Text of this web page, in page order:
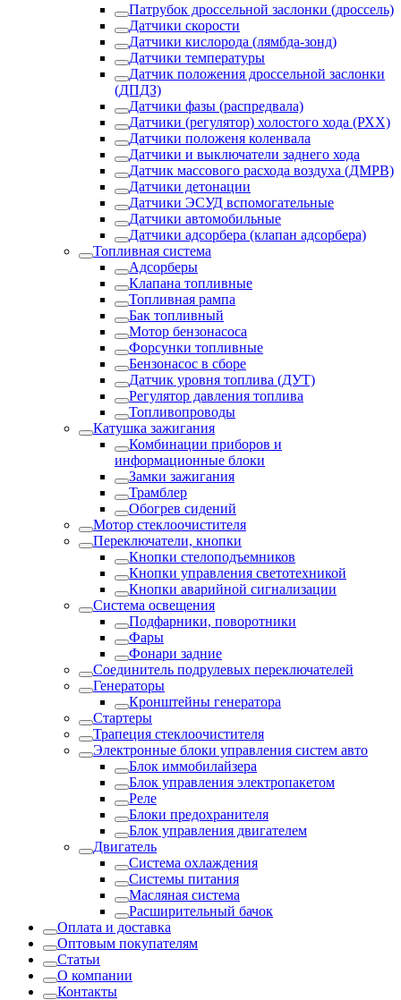
Патрубок дроссельной заслонки (дроссель)
Датчики скорости
Датчики кислорода (лямбда-зонд)
Датчики температуры
Датчик положения дроссельной заслонки
(ДПДЗ)
Датчики фазы (распредвала)
Датчики (регулятор) холостого хода (РХХ)
Датчики положеня коленвала
Датчики и выключатели заднего хода
Датчик массового расхода воздуха (ДМРВ)
Датчики детонации
Датчики ЭСУД вспомогательные
Датчики автомобильные
Датчики адсорбера (клапан адсорбера)
Топливная система
Адсорберы
Клапана топливные
Топливная рампа
Бак топливный
Мотор бензонасоса
Форсунки топливные
Бензонасос в сборе
Датчик уровня топлива (ДУТ)
Регулятор давления топлива
Топливопроводы
Катушка зажигания
Комбинации приборов и
информационные блоки
Замки зажигания
Трамблер
Обогрев сидений
Мотор стеклоочистителя
Переключатели, кнопки
Кнопки стелоподъемников
Кнопки управления светотехникой
Кнопки аварийной сигнализации
Система освещения
Подфарники, поворотники
Фары
Фонари задние
Соединитель подрулевых переключателей
Генераторы
Кронштейны генератора
Стартеры
Трапеция стеклоочистителя
Электронные блоки управления систем авто
Блок иммобилайзера
Блок управления электропакетом
Реле
Блоки предохранителя
Блок управления двигателем
Двигатель
Система охлаждения
Системы питания
Масляная система
Расширительный бачок
Оплата и доставка
Оптовым покупателям
Статьи
О компании
Контакты